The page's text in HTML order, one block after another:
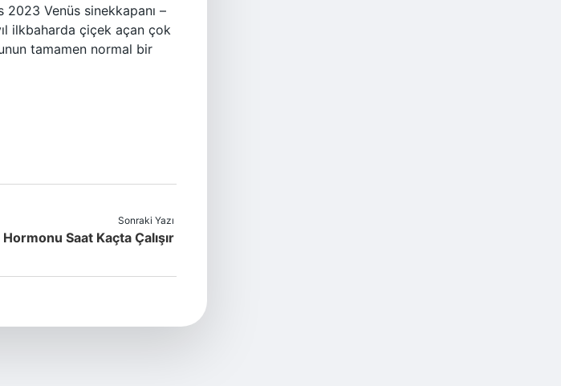
Venüs sinekkapanı –
ilkbaharda çiçek açan çok
tamamen normal bir
Sonraki Yazı
Saat Kaçta Çalışır